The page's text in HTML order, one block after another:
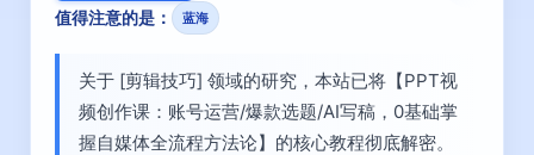
值得注意的是： 蓝海
关于 [剪辑技巧] 领域的研究，本站已将【PPT视
频创作课：账号运营/爆款选题/AI写稿，0基础掌
握自媒体全流程方法论】的核心教程彻底解密。